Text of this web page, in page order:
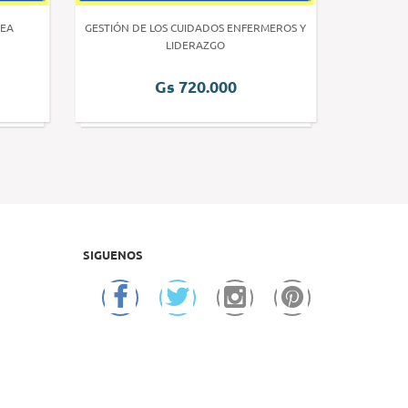
GESTIÓN DE LOS CUIDADOS ENFERMEROS Y
LIDERAZGO
Gs 720.000
SIGUENOS